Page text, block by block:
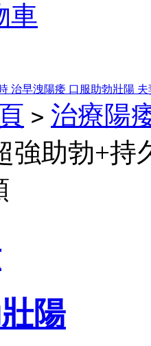
車
治早洩陽痿 口服助勃壯陽
> 治療陽
強助勃+持
陽